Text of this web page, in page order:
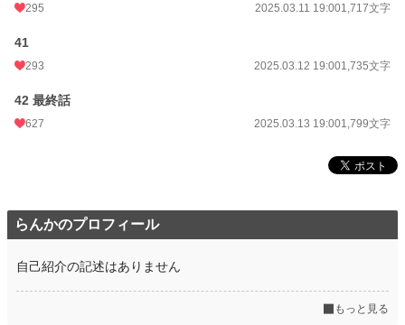
295 2025.03.11 19:001,717文字
41
293 2025.03.12 19:001,735文字
42 最終話
627 2025.03.13 19:001,799文字
らんかのプロフィール
自己紹介の記述はありません
もっと見る